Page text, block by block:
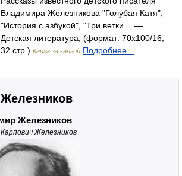
Владимира Железникова "Голубая Катя",
"История с азбукой", "Три ветки… —
Детская литература, (формат: 70x100/16,
32 стр.) Книга за книгой Подробнее...
Железников
Железников